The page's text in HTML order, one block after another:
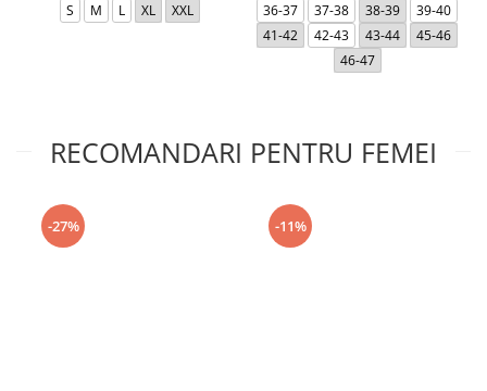
S M L XL XXL 36-37 37-38 38-39
39-40
41-42
42-43 43-44
45-46
46-47
RECOMANDARI PENTRU FEMEI
-27% -11%